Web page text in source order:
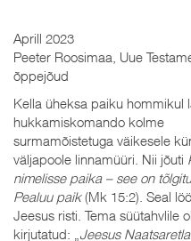
Aprill 2023
Peeter Roosimaa, Uue
õppejõud
Kella üheksa paiku hommikul
hukkamiskomando kolme
surmamõistetuga väikesele
väljapoole linnamüüri. Nii jõuti
nimelisse paika – see on
Pealuu paik(Mk 15:2). Seal
Jeesus risti. Tema süütahvlile
kirjutatud: „ Jeesus